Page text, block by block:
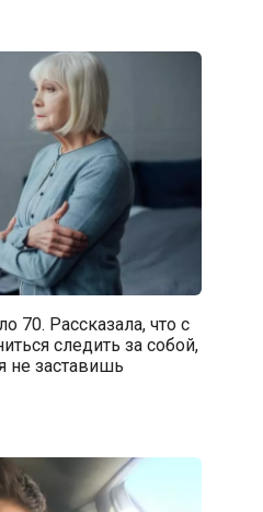
70. Рассказала, что с
следить за собой,
не заставишь